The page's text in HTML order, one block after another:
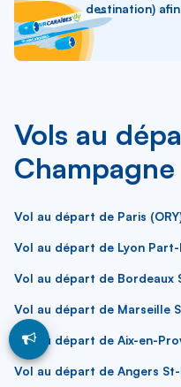
destination)
Vols au
Champagne
Vol au départ de Paris
Vol au départ de Lyon Part-
Vol au départ de Bordeaux
Vol au départ de Marseille
Vol au départ de Aix-en-
Vol au départ de Angers St-